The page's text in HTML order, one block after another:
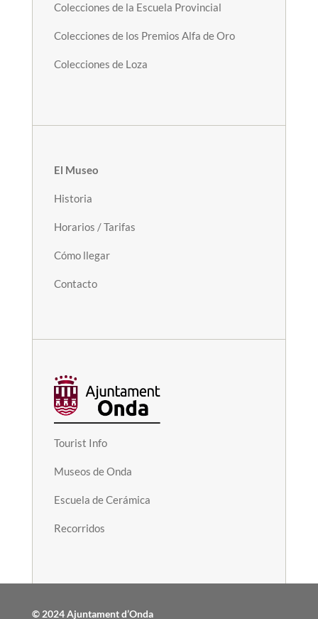
Colecciones de la Escuela Provincial
Colecciones de los Premios Alfa de Oro
Colecciones de Loza
El Museo
Historia
Horarios / Tarifas
Cómo llegar
Contacto
Tourist Info
Museos de Onda
Escuela de Cerámica
Recorridos
© 2024 Ajuntament d’Onda